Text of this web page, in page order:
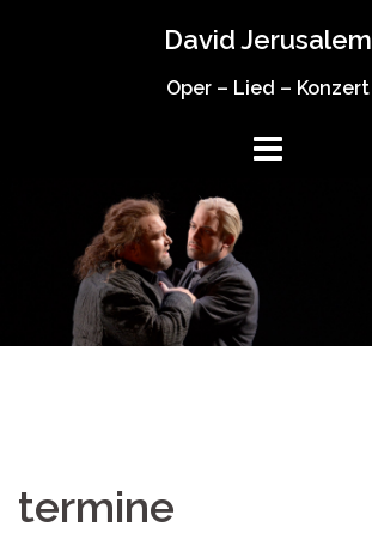
David Jerusalem
Oper – Lied – Konzert
termine